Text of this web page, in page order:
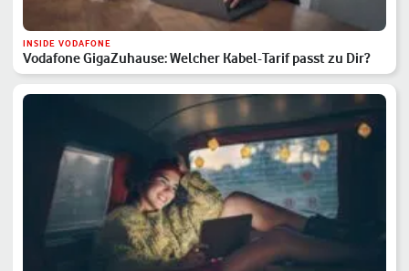
INSIDE VODAFONE
Vodafone GigaZuhause: Welcher Kabel-Tarif passt zu Dir?